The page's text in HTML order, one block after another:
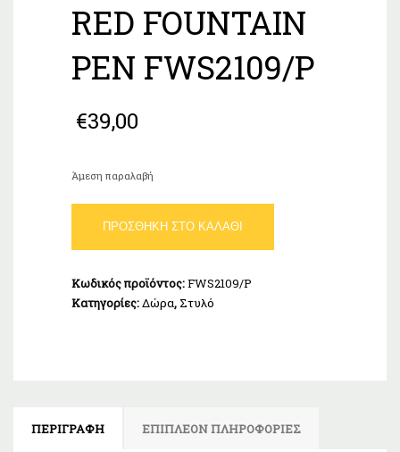
RED FOUNTAIN
PEN FWS2109/P
€39,00
Άμεση παραλαβή
CLASSICALS
RED
PEN
FWS2109/P
ΠΡΟΣΘΉΚΗ ΣΤΟ ΚΑΛΆΘΙ
Κωδικός προϊόντος:FWS2109/P
Κατηγορίες:Δώρα, Στυλό
ΠΕΡΙΓΡΑΦΉ ΕΠΙΠΛΈΟΝ ΠΛΗΡΟΦΟΡΊΕΣ